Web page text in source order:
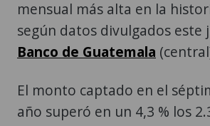
mensual más alta en la
según datos divulgados este
Banco de Guatemala
El monto captado en el
año superó en un 4,3 % los